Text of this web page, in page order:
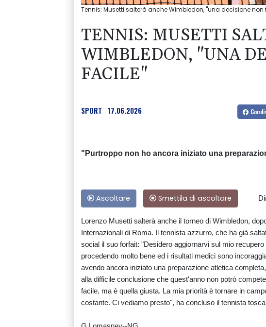
Tennis: Musetti salterà anche Wimbledon, "una decisione non
TENNIS: MUSETTI
WIMBLEDON, "UNA
FACILE"
SPORT 17.06.2026
"Purtroppo non ho ancora iniziato una
Ascoltare Smettila di ascoltare
Lorenzo Musetti salterà anche il torneo di Wimbledon,
Internazionali di Roma. Il tennista azzurro, che ha già
social il suo forfait: "Desidero aggiornarvi sul mio
procedendo molto bene ed i risultati medici sono
avendo ancora iniziato una preparazione atletica
alla difficile conclusione che quest'anno non potrò
facile, ma è quella giusta. La mia priorità è tornare in
costante. Ci vediamo presto", ha concluso il tennista